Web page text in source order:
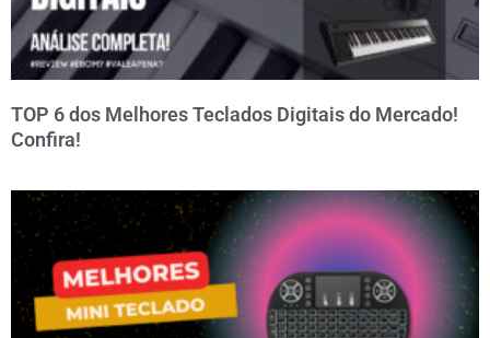
TOP 6 dos Melhores Teclados Digitais do Mercado!
Confira!